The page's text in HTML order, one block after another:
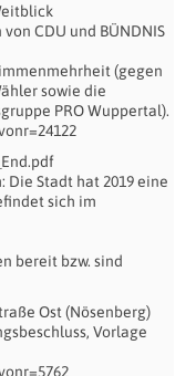
CDU und BÜNDNIS
(gegen
sowie die
PRO Wuppertal).
Stadt hat 2019 eine
sich im
bereit bzw. sind
Ost (Nösenberg)
Vorlage